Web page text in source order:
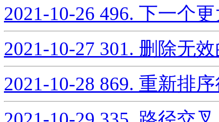
2021-10-26 496. 下一个
2021-10-27 301. 删除无
2021-10-28 869. 重新排